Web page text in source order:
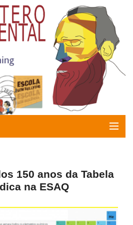
150 anos da Tabela
na ESAQ